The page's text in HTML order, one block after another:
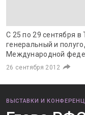
С 25 по 29 сентября в
генеральный и
Международной
26 сентября 2012
ВЫСТАВКИ И